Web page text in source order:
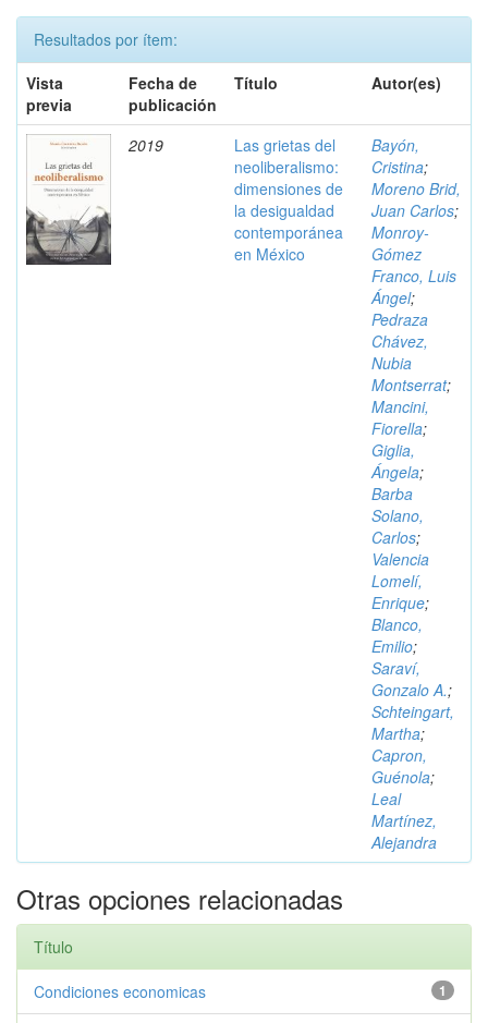
Resultados por ítem:
Vista
previa
Fecha de
publicación
Título Autor(es)
2019
Las grietas del
neoliberalismo:
dimensiones de
la desigualdad
contemporánea
en México
Bayón,
Cristina;
Moreno Brid,
Juan Carlos;
Monroy-
Gómez
Franco, Luis
Ángel;
Pedraza
Chávez,
Nubia
Montserrat;
Mancini,
Fiorella;
Giglia,
Ángela;
Barba
Solano,
Carlos;
Valencia
Lomelí,
Enrique;
Blanco,
Emilio;
Saraví,
Gonzalo A.;
Schteingart,
Martha;
Capron,
Guénola;
Leal
Martínez,
Alejandra
Otras opciones relacionadas
Título
1
Condiciones economicas